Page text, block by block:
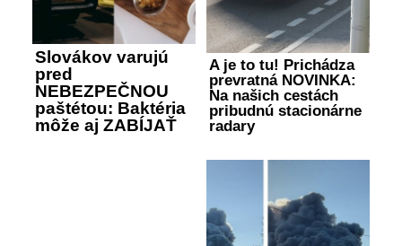
Slovákov varujú
pred
NEBEZPEČNOU
paštétou: Baktéria
môže aj ZABÍJAŤ
A je to tu! Prichádza
prevratná NOVINKA:
Na našich cestách
pribudnú stacionárne
radary